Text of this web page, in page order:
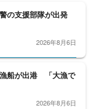
の支援部隊が出発
2026年8月6日
船が出港 「大漁で
2026年8月6日